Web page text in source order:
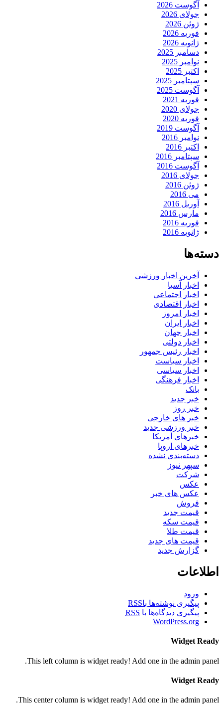
آگوست 2026
جولای 2026
ژوئن 2026
فوریه 2026
ژانویه 2026
دسامبر 2025
نوامبر 2025
اکتبر 2025
سپتامبر 2025
آگوست 2025
فوریه 2021
جولای 2020
فوریه 2020
آگوست 2019
نوامبر 2016
اکتبر 2016
سپتامبر 2016
آگوست 2016
جولای 2016
ژوئن 2016
می 2016
آوریل 2016
مارس 2016
فوریه 2016
ژانویه 2016
دسته‌ها
آخرین اخبار ورزشی
اخبار آسیا
اخبار اجتماعی
اخبار اقتصادی
اخبار امروز
اخبار ایران
اخبار جهان
اخبار دولتی
اخبار رئیس جمهور
اخبار سیاست
اخبار سیاسی
اخبار فرهنگی
بانک
خبر جدید
خبر روز
خبر های خارجی
خبر ورزشی جدید
خبرهای آمریکا
خبرهای اروپا
دسته‌بندی نشده
سپهر نیوز
شرکت
عکس
عکس های خبر
فروش
قیمت جدید
قیمت سکه
قیمت طلا
قیمت های جدید
گزارش جدید
اطلاعات
ورود
پیگیری نوشته‌ها باRSS
پیگیری دیدگاه‌ها با RSS
WordPress.org
Widget Ready
This left column is widget ready! Add one in the admin panel.
Widget Ready
This center column is widget ready! Add one in the admin panel.